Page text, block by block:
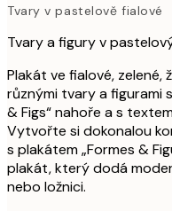
Tvary v pastelově fialové
Tvary a figury v
Plakát ve fialové,
různými tvary a figurami
& Figs“ nahoře a s
Vytvořte si dokonalou
s plakátem „Formes &
plakát, který dodá
nebo ložnici.